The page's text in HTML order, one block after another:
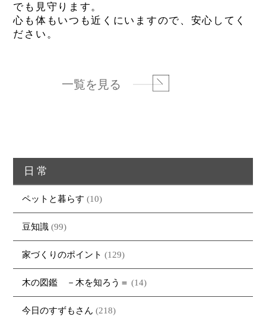
でも見守ります。
心も体もいつも近くにいますので、安心してく
ださい。
一覧を見る
日常
ペットと暮らす (10)
豆知識 (99)
家づくりのポイント (129)
木の図鑑 －木を知ろう＝ (14)
今日のすずもさん (218)